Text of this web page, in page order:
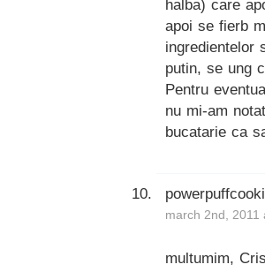
halba) care
apoi se fierb
ingredientelor
putin, se ung
Pentru
nu mi-am
bucatarie ca
march 2nd, 2011
multumim,